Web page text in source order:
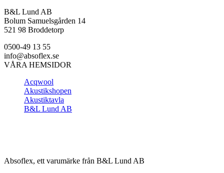
B&L Lund AB
Bolum Samuelsgården 14
521 98 Broddetorp
0500-49 13 55
info@absoflex.se
VÅRA HEMSIDOR
Acqwool
Akustikshopen
Akustiktavla
B&L Lund AB
Absoflex, ett varumärke från B&L Lund AB